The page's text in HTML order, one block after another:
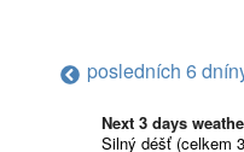
posledních 6 dní
Next 3 days
Silný déšť (celkem